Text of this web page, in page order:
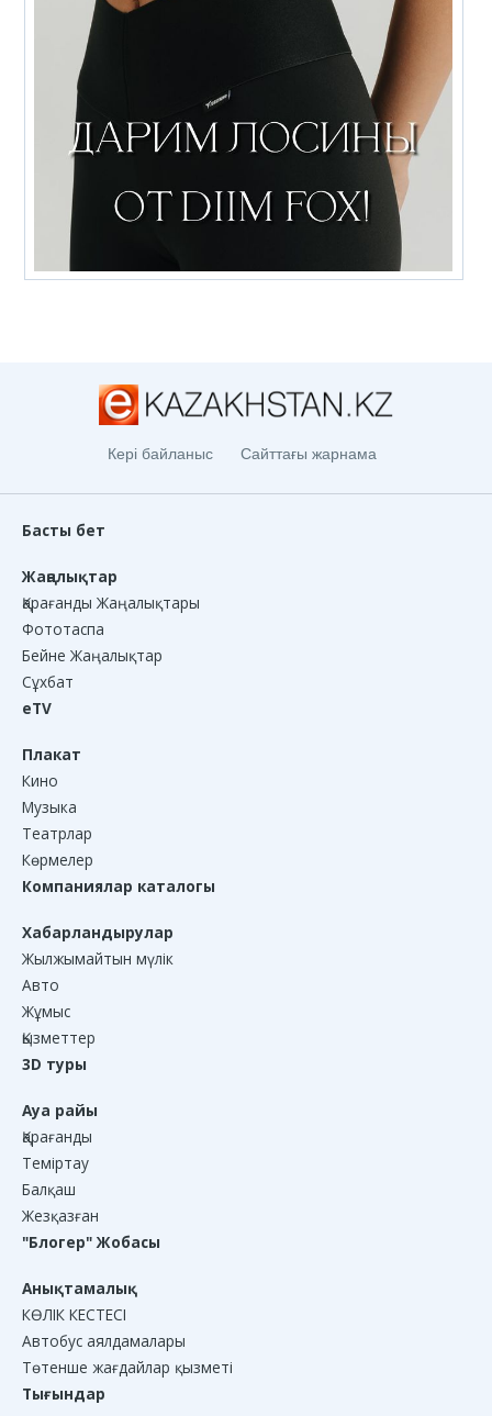
Кері байланыс Сайттағы жарнама
Басты бет
Жаңалықтар
Қарағанды Жаңалықтары
Фототаспа
Бейне Жаңалықтар
Сұхбат
eTV
Плакат
Кино
Музыка
Театрлар
Көрмелер
Компаниялар каталогы
Хабарландырулар
Жылжымайтын мүлік
Авто
Жұмыс
Қызметтер
3D туры
Ауа райы
Қарағанды
Теміртау
Балқаш
Жезқазған
"Блогер" Жобасы
Анықтамалық
КӨЛІК КЕСТЕСІ
Автобус аялдамалары
Төтенше жағдайлар қызметі
Тығындар